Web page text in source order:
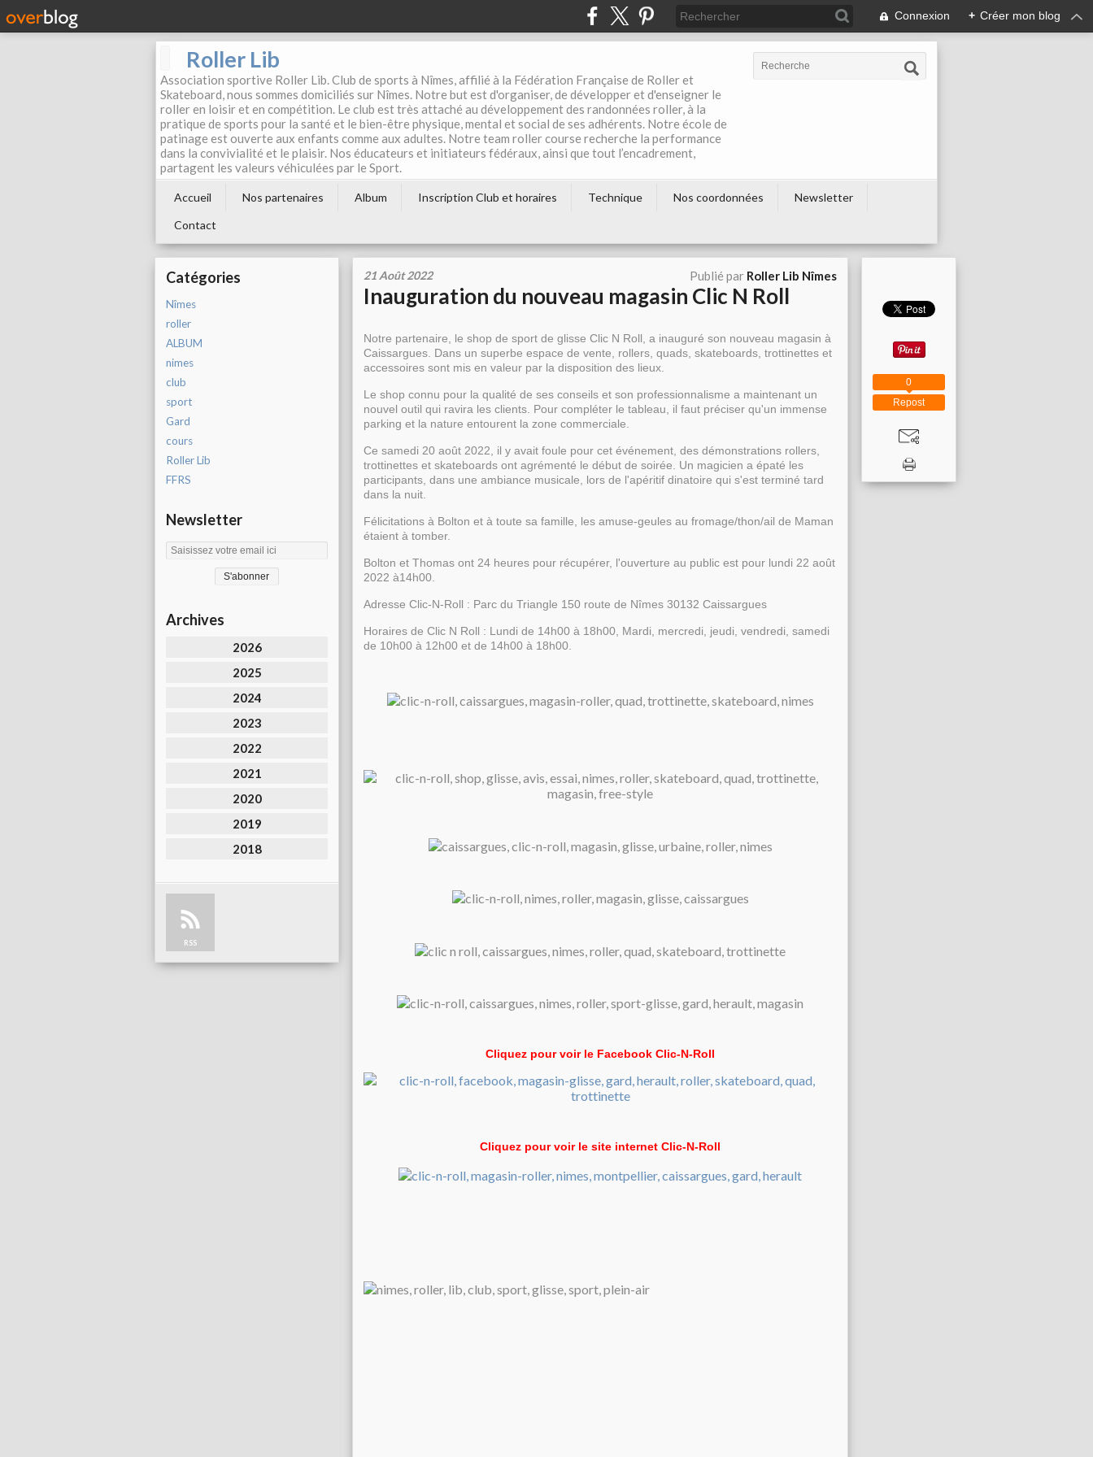
Connexion + Créer mon blog
Roller Lib
Association sportive Roller Lib. Club de sports à Nîmes, affilié à la Fédération Française de Roller et
Skateboard, nous sommes domiciliés sur Nîmes. Notre but est d'organiser, de développer et d'enseigner le
roller en loisir et en compétition. Le club est très attaché au développement des randonnées roller, à la
pratique de sports pour la santé et le bien-être physique, mental et social de ses adhérents. Notre école de
patinage est ouverte aux enfants comme aux adultes. Notre team roller course recherche la performance
dans la convivialité et le plaisir. Nos éducateurs et initiateurs fédéraux, ainsi que tout l’encadrement,
partagent les valeurs véhiculées par le Sport.
Accueil Nos partenaires Album Inscription Club et horaires Technique Nos coordonnées
Newsletter
Contact
Catégories
Nîmes
roller
ALBUM
nimes
club
sport
Gard
cours
Roller Lib
FFRS
Newsletter
Archives
2026
2025
2024
2023
2022
2021
2020
2019
2018
RSS
21 Août 2022 Publié par Roller Lib Nîmes
Inauguration du nouveau magasin Clic N Roll
Notre partenaire, le shop de sport de glisse Clic N Roll, a inauguré son nouveau magasin à
Caissargues. Dans un superbe espace de vente, rollers, quads, skateboards, trottinettes et
accessoires sont mis en valeur par la disposition des lieux.
Le shop connu pour la qualité de ses conseils et son professionnalisme a maintenant un
nouvel outil qui ravira les clients. Pour compléter le tableau, il faut préciser qu'un immense
parking et la nature entourent la zone commerciale.
Ce samedi 20 août 2022, il y avait foule pour cet événement, des démonstrations rollers,
trottinettes et skateboards ont agrémenté le début de soirée. Un magicien a épaté les
participants, dans une ambiance musicale, lors de l'apéritif dinatoire qui s'est terminé tard
dans la nuit.
Félicitations à Bolton et à toute sa famille, les amuse-geules au fromage/thon/ail de Maman
étaient à tomber.
Bolton et Thomas ont 24 heures pour récupérer, l'ouverture au public est pour lundi 22 août
2022 à14h00.
Adresse Clic-N-Roll : Parc du Triangle 150 route de Nîmes 30132 Caissargues
Horaires de Clic N Roll : Lundi de 14h00 à 18h00, Mardi, mercredi, jeudi, vendredi, samedi
de 10h00 à 12h00 et de 14h00 à 18h00.
Cliquez pour voir le Facebook Clic-N-Roll
Cliquez pour voir le site internet Clic-N-Roll
Repost
0